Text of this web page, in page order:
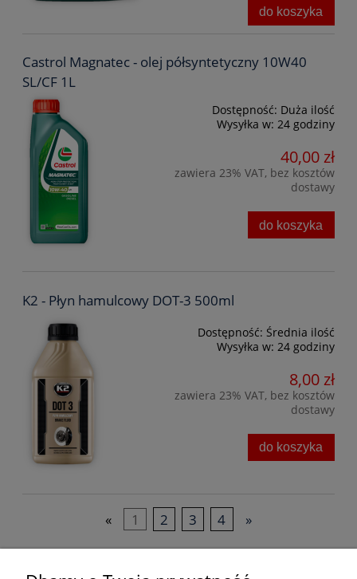
do koszyka
Castrol Magnatec - olej półsyntetyczny 10W40
SL/CF 1L
Dostępność: Duża ilość
Wysyłka w: 24 godziny
40,00 zł
zawiera 23% VAT, bez kosztów
dostawy
do koszyka
K2 - Płyn hamulcowy DOT-3 500ml
Dostępność: Średnia ilość
Wysyłka w: 24 godziny
8,00 zł
zawiera 23% VAT, bez kosztów
dostawy
do koszyka
« 1 2 3 4 »
Bezpieczne formy płatności